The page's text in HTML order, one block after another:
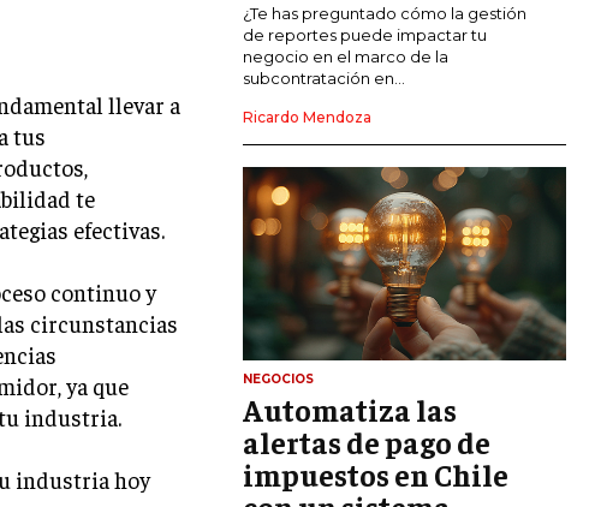
CALIDAD Y MEJORA CONTINUA
TALENTOS
TALENTO
RECLUTAMIENTO Y SELECCIÓN
DESARROLLO DE PERSONAL
GESTIÓN DEL DESEMPEÑO
CULTURA Y CLIMA ORGANIZACIONAL
ÉTICA EMPRESARIAL Y
RESPONSABILIDAD SOCIAL
BLOG
llevar a
tus
te
efectivas.
continuo y
circunstancias
ya que
industria.
industria hoy
¿Te has preguntado cómo la gestión
de reportes puede impactar tu
negocio en el marco de la
subcontratación en...
Ricardo Mendoza
NEGOCIOS
Automatiza las
alertas de pago de
impuestos en Chile